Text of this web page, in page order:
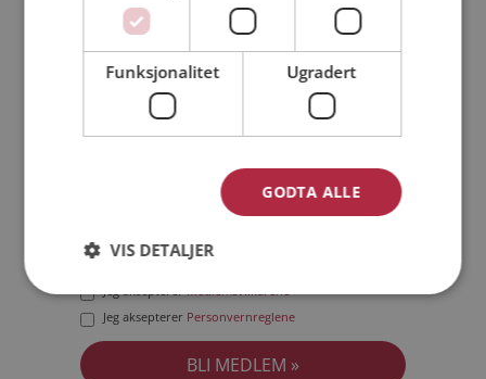
Jeg er en: Mann Kvinne
Min alder:
Jeg akseptererMedlemsvilkårene
Jeg aksepterer Personvernreglene
Funksjonalitet Ugradert
GODTA ALLE
VIS DETALJER